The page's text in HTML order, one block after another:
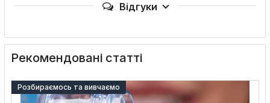
Відгуки
Рекомендовані статті
Розбираємось та вивчаємо